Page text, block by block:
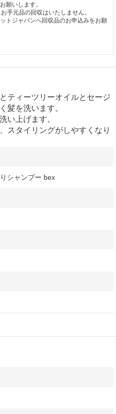
願いします。
手元品の回収はいたしません。
トジャパンへ回収品のお申込みをお願
ティーツリーオイルとセージ
髪を洗います。
い上げます。
スタイリングがしやすくなり
シャンプー bex